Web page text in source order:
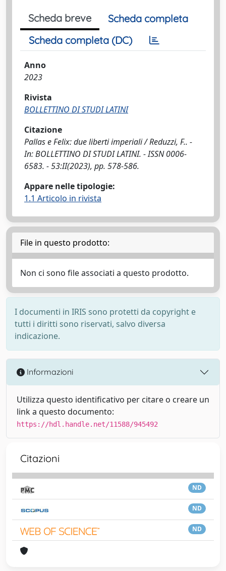
Scheda breve
Scheda completa
Scheda completa (DC)
Anno
2023
Rivista
BOLLETTINO DI STUDI LATINI
Citazione
Pallas e Felix: due liberti imperiali / Reduzzi, F.. -
In: BOLLETTINO DI STUDI LATINI. - ISSN 0006-
6583. - 53:II(2023), pp. 578-586.
Appare nelle tipologie:
1.1 Articolo in rivista
File in questo prodotto:
Non ci sono file associati a questo prodotto.
I documenti in IRIS sono protetti da copyright e
tutti i diritti sono riservati, salvo diversa
indicazione.
Informazioni
Utilizza questo identificativo per citare o creare un
link a questo documento:
https://hdl.handle.net/11588/945492
Citazioni
ND
ND
ND